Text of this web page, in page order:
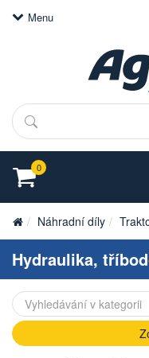
Menu
Hledat
0
Náhradní díly
Hydraulika,